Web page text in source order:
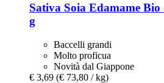
Sativa Soia Edamame
g
Baccelli grandi
Molto proficua
Novità dal Giappone
€ 3,69 (€ 73,80 / kg)